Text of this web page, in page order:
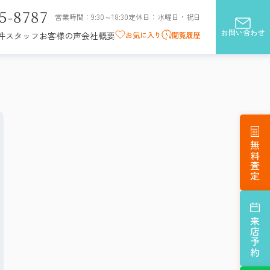
8787 営業時間：9:30～18:30定休日：水曜日・祝日
スタッフ お客様の声会社概要 お気に入り 閲覧履歴 お問い合わせ
無料査定
来店予約